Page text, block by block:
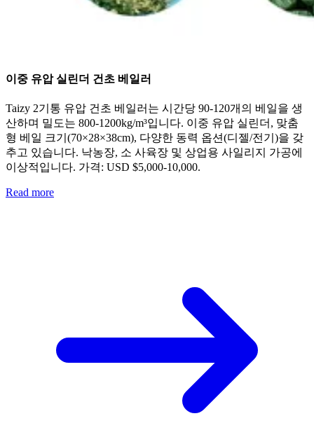
이중 유압 실린더 건초 베일러
Taizy 2기통 유압 건초 베일러는 시간당 90-120개의 베일을 생
산하며 밀도는 800-1200kg/m³입니다. 이중 유압 실린더, 맞춤
형 베일 크기(70×28×38cm), 다양한 동력 옵션(디젤/전기)을 갖
추고 있습니다. 낙농장, 소 사육장 및 상업용 사일리지 가공에
이상적입니다. 가격: USD $5,000-10,000.
Read more